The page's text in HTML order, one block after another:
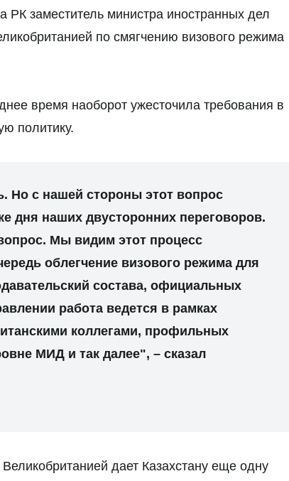
РК заместитель министра иностранных дел
по смягчению визового режима
время наоборот ужесточила требования в
политику.
Но с нашей стороны этот вопрос
дня наших двусторонних переговоров.
Мы видим этот процесс
облегчение визового режима для
состава, официальных
работа ведется в рамках
коллегами, профильных
МИД и так далее", – сказал
дает Казахстану еще одну